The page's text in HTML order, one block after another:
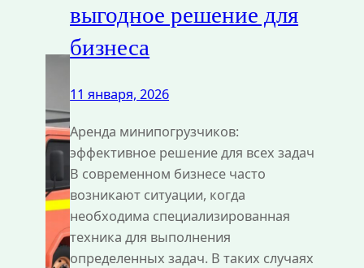
выгодное решение для
бизнеса
11 января, 2026
Аренда минипогрузчиков:
эффективное решение для всех задач
В современном бизнесе часто
возникают ситуации, когда
необходима специализированная
техника для выполнения
определенных задач. В таких случаях